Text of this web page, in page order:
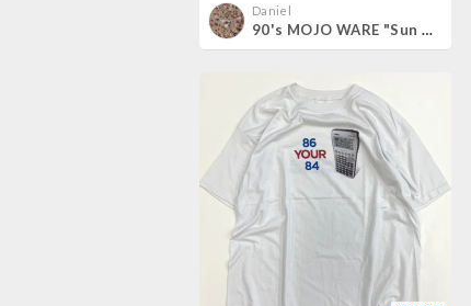
Daniel
90's MOJO WARE "Sun Flower" 両面 プリント Tシャツ XLサイズ USA製